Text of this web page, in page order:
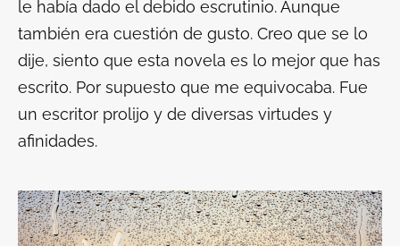
le había dado el debido escrutinio. Aunque
también era cuestión de gusto. Creo que se lo
dije, siento que esta novela es lo mejor que has
escrito. Por supuesto que me equivocaba. Fue
un escritor prolijo y de diversas virtudes y
afinidades.